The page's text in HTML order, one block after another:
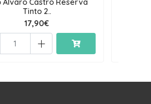
Álvaro Castro Reserva
Tinto 2..
17,90€
+